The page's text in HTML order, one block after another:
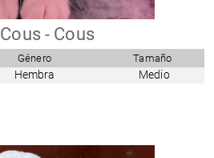
Cous - Cous
Género Tamaño
Hembra Medio